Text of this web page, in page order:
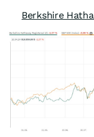
Berkshire